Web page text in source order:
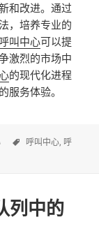
和改进。通过
，培养专业的
呼叫中心可以提
激烈的市场中
的现代化进程
服务体验。
呼叫中心 呼
列中的